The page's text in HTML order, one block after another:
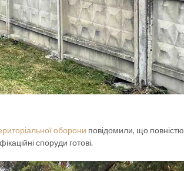
оборони повідомили, що повністю
споруди готові.